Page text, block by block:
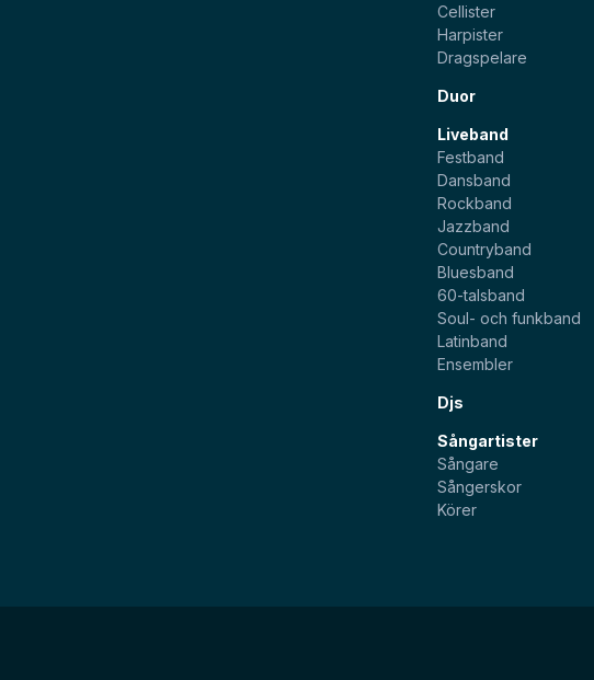
Cellister
Harpister
Dragspelare
Duor
Liveband
Festband
Dansband
Rockband
Jazzband
Countryband
Bluesband
60-talsband
Soul- och funkband
Latinband
Ensembler
Djs
Sångartister
Sångare
Sångerskor
Körer